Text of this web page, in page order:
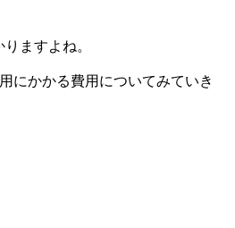
ますよね。
にかかる費用についてみていき